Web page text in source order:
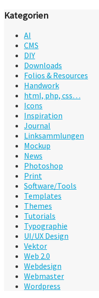
Kategorien
AI
CMS
DIY
Downloads
Folios & Resources
Handwork
html, php, css…
Icons
Inspiration
Journal
Linksammlungen
Mockup
News
Photoshop
Print
Software/Tools
Templates
Themes
Tutorials
Typographie
UI/UX Design
Vektor
Web 2.0
Webdesign
Webmaster
Wordpress